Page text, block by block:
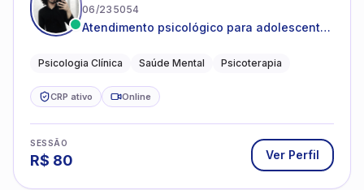
06/235054
Atendimento psicológico para adolescentes
depressão e autoestima.
Psicologia Clínica Saúde Mental Psicoterapia
CRP ativo Online
SESSÃO
R$ 80 Ver Perfil